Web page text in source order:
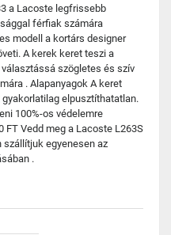
a Lacoste legfrissebb
férfiak számára
modell a kortárs designer
A kerek keret teszi a
szögletes és szív
. Alapanyagok A keret
elpusztíthatatlan.
100%-os védelemre
FT Vedd meg a Lacoste L263S
szállítjuk egyenesen az
.